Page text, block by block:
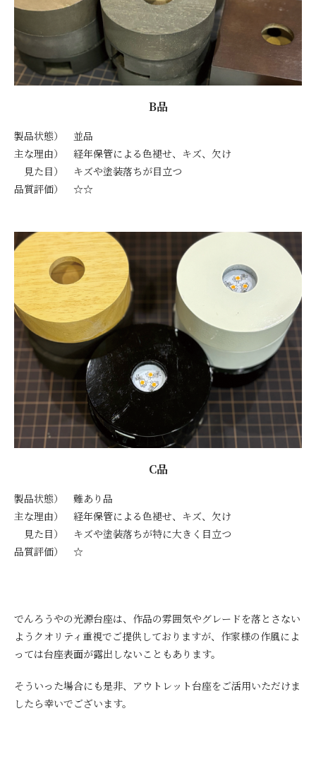
B品
製品状態） 並品
主な理由） 経年保管による色褪せ、キズ、欠け
見た目） キズや塗装落ちが目立つ
品質評価） ☆☆
C品
製品状態） 難あり品
主な理由） 経年保管による色褪せ、キズ、欠け
見た目） キズや塗装落ちが特に大きく目立つ
品質評価） ☆
でんろうやの光源台座は、作品の雰囲気やグレードを落とさない
ようクオリティ重視でご提供しておりますが、作家様の作風によ
っては台座表面が露出しないこともあります。
そういった場合にも是非、アウトレット台座をご活用いただけま
したら幸いでございます。